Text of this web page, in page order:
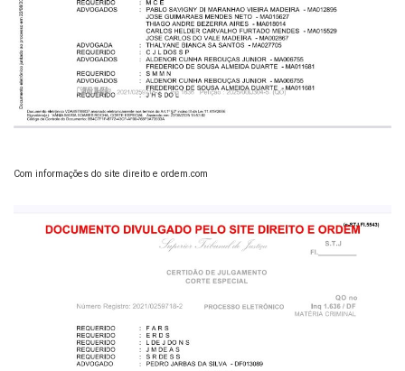
Com informações do site direito e ordem.com